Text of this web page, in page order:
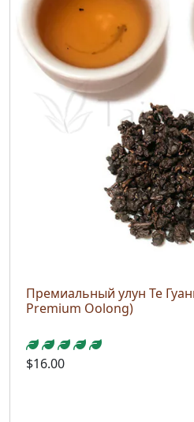
Премиальный улун Те
Premium Oolong)
$16.00